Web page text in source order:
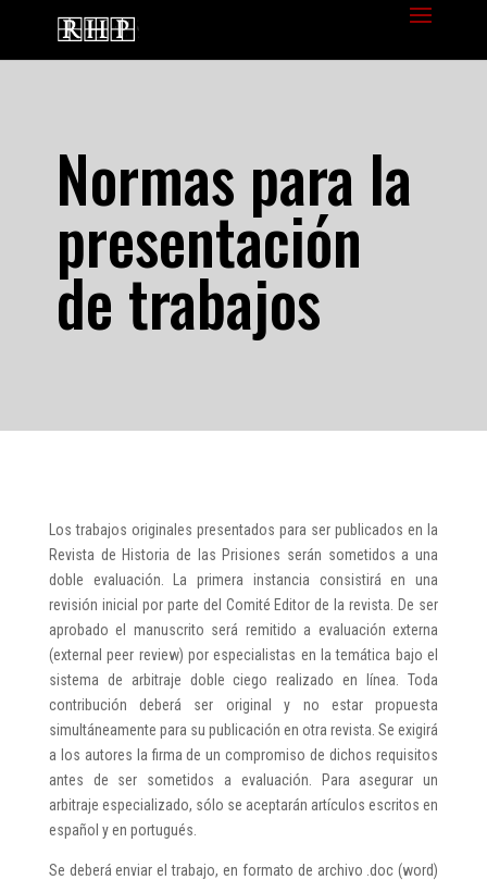
Normas para la
presentación
de trabajos
Los trabajos originales presentados para ser publicados en la
Revista de Historia de las Prisiones serán sometidos a una
doble evaluación. La primera instancia consistirá en una
revisión inicial por parte del Comité Editor de la revista. De ser
aprobado el manuscrito será remitido a evaluación externa
(external peer review) por especialistas en la temática bajo el
sistema de arbitraje doble ciego realizado en línea. Toda
contribución deberá ser original y no estar propuesta
simultáneamente para su publicación en otra revista. Se exigirá
a los autores la firma de un compromiso de dichos requisitos
antes de ser sometidos a evaluación. Para asegurar un
arbitraje especializado, sólo se aceptarán artículos escritos en
español y en portugués.
Se deberá enviar el trabajo, en formato de archivo .doc (word)